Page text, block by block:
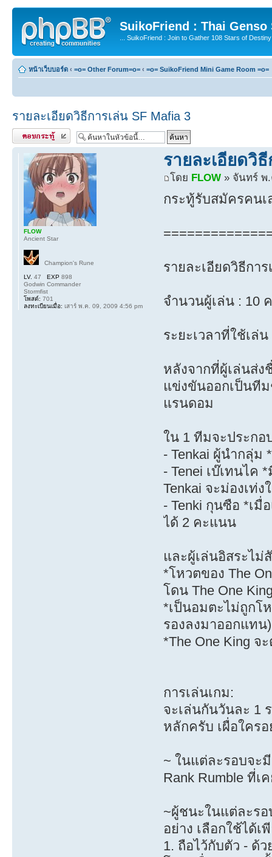
SuikoFriend : Thai Genso
... SuikoFriend : Join to Gather 108 Stars of
หน้าเว็บบอร์ด ‹ =o= Other Forum=o= ‹ =o= SuikoFriend Mini Game Room =o=
รายละเอียดวิธีการเล่น SF Mafia 3
ตอบกระทู้
รายละเอียดวิ
โดย FLOW » จันทร์ พ.
กระทู้รับสมัครคน
รายละเอียดวิธีการ
จำนวนผู้เล่น : 10
ระยะเวลาที่ใช้เล่
หลังจากที่ผู้เล่นส่ง
แข่งขันออกเป็นที
แรนดอม
ใน 1 ทีมจะประกอ
- Tenkai ผู้นำกลุ่
- Tenei เบ๊เทนไค
Tenkai จะม่องเท่
- Tenki กุนซือ *เมื่
ได้ 2 คะแนน
และผู้เล่นอิสระไม่
*โหวตของ The
โดน The One
*เป็นอมตะไม่ถูกโ
รองลงมาออกแทน)
*The One King จ
การเล่นเกม:
จะเล่นกันวันละ 1
หลักครับ เผื่อใคร
~ ในแต่ละรอบจะ
Rank Rumble ที่เ
~ผู้ชนะในแต่ละรอ
อย่าง เลือกใช้ได้เ
1. ถือไว้กับตัว - ด้
FLOW
Ancient Star
Champion's Rune
LV. 47 EXP 898
Godwin Commander
Stormfist
โพสต์: 701
ลงทะเบียนเมื่อ: เสาร์ พ.ค. 09, 2009 4:56 pm